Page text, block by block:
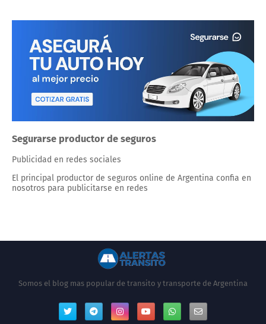
Segurarse productor de seguros
Publicidad en redes sociales
El principal productor de seguros online de Argentina confia en
nosotros para publicitarse en redes
Somos el blog mas popular de transito y transporte de Argentina